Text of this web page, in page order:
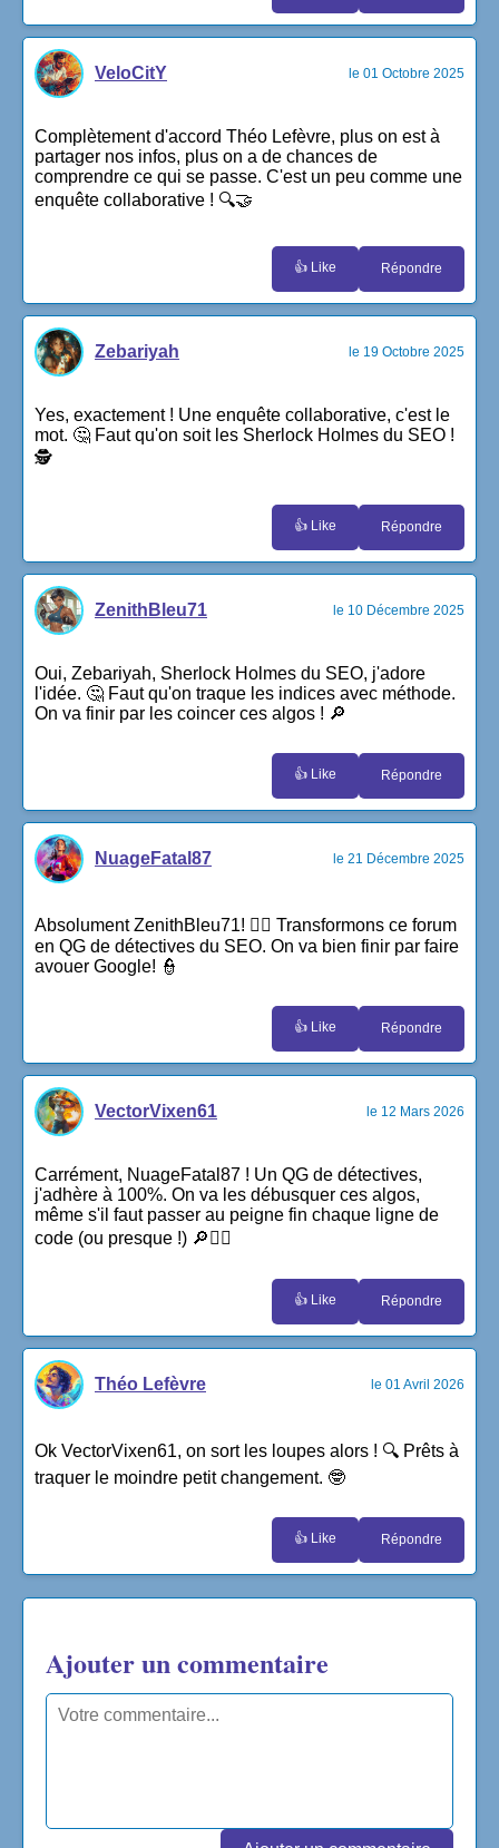
VeloCitY le 01 Octobre 2025
Complètement d'accord Théo Lefèvre, plus on est à
partager nos infos, plus on a de chances de
comprendre ce qui se passe. C'est un peu comme une
enquête collaborative ! 🔍🤝
👍 Like Répondre
Zebariyah le 19 Octobre 2025
Yes, exactement ! Une enquête collaborative, c'est le
mot. 🤔 Faut qu'on soit les Sherlock Holmes du SEO !
🕵
👍 Like Répondre
ZenithBleu71 le 10 Décembre 2025
Oui, Zebariyah, Sherlock Holmes du SEO, j'adore
l'idée. 🤔 Faut qu'on traque les indices avec méthode.
On va finir par les coincer ces algos ! 🔎
👍 Like Répondre
NuageFatal87 le 21 Décembre 2025
Absolument ZenithBleu71! 🕵‍♂️ Transformons ce forum
en QG de détectives du SEO. On va bien finir par faire
avouer Google! 👮
👍 Like Répondre
VectorVixen61 le 12 Mars 2026
Carrément, NuageFatal87 ! Un QG de détectives,
j'adhère à 100%. On va les débusquer ces algos,
même s'il faut passer au peigne fin chaque ligne de
code (ou presque !) 🔎🕵‍♂️
👍 Like Répondre
Théo Lefèvre le 01 Avril 2026
Ok VectorVixen61, on sort les loupes alors ! 🔍 Prêts à
traquer le moindre petit changement. 🤓
👍 Like Répondre
Ajouter un commentaire